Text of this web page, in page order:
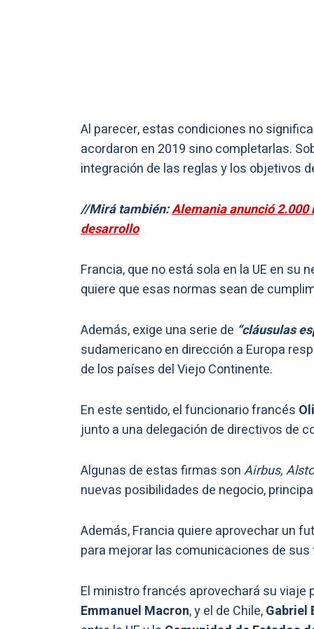
Al parecer, estas condiciones no
acordaron en 2019 sino completarlas.
integración de las reglas y los objetivos
//Mirá también:Alemania anunció
desarrollo
Francia, que no está sola en la UE en su
quiere que esas normas sean de
Además, exige una serie de “cláusulas
sudamericano en dirección a Europa
de los países del Viejo Continente.
En este sentido, el funcionario francés
junto a una delegación de directivos de
Algunas de estas firmas sonAirbus,
nuevas posibilidades de negocio,
Además, Francia quiere aprovechar un
para mejorar las comunicaciones de
El ministro francés aprovechará su viaje
Emmanuel Macron, y el de Chile,Gabriel